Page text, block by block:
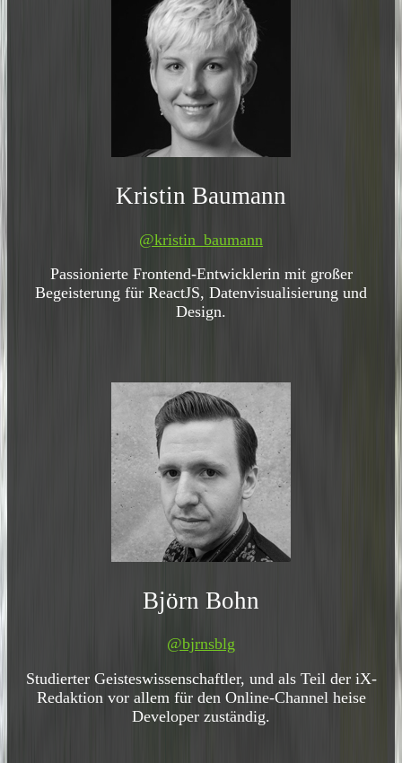
Kristin Baumann
@kristin_baumann
Passionierte Frontend-Entwicklerin mit großer
Begeisterung für ReactJS, Datenvisualisierung und
Design.
Björn Bohn
@bjrnsblg
Studierter Geisteswissenschaftler, und als Teil der iX-
Redaktion vor allem für den Online-Channel heise
Developer zuständig.